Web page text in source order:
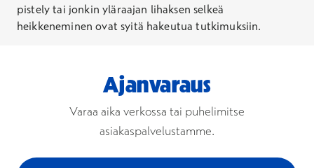
pistely tai jonkin yläraajan lihaksen selkeä
heikkeneminen ovat syitä hakeutua tutkimuksiin.
Ajanvaraus
Varaa aika verkossa tai puhelimitse
asiakaspalvelustamme.